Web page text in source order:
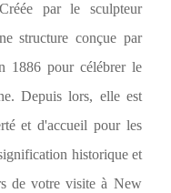
par le sculpteur
structure conçue par
1886 pour célébrer le
Depuis lors, elle est
et d'accueil pour les
historique et
de votre visite à New